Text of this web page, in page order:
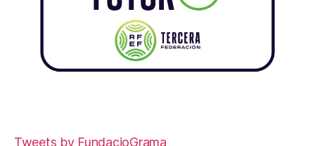
Tweets by FundacioGrama